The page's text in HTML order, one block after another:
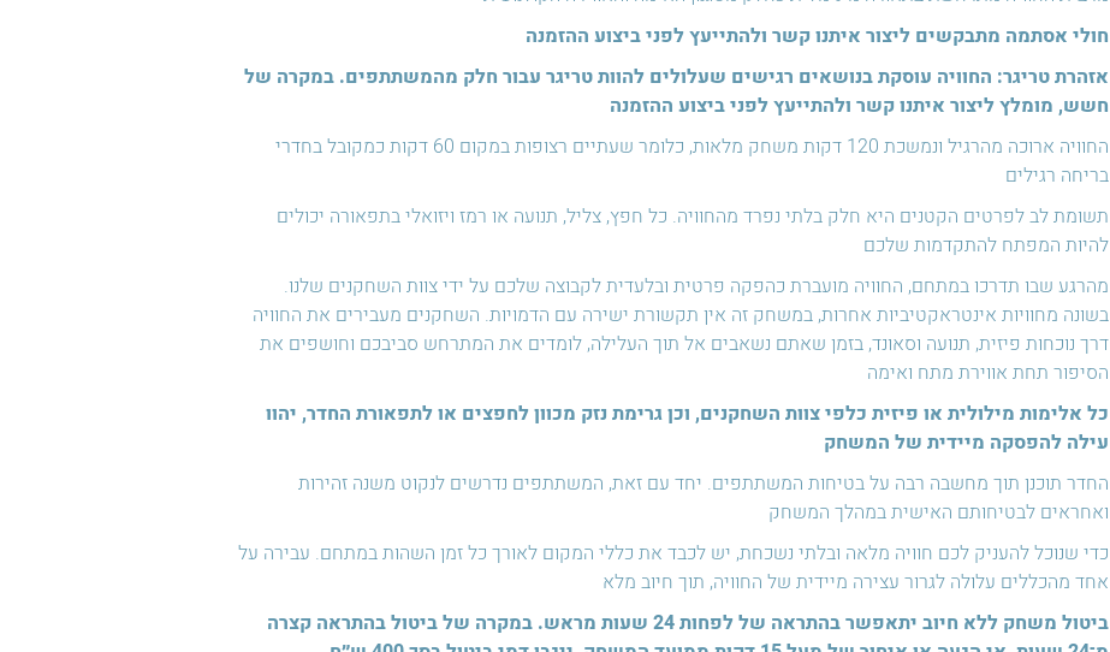
חולי אסתמה מתבקשים ליצור איתנו קשר ולהתייעץ לפני ביצוע ההזמנה
אזהרת טריגר: החוויה עוסקת בנושאים רגישים שעלולים להוות טריגר עבור חלק מהמשתתפים. במקרה של
חשש, מומלץ ליצור איתנו קשר ולהתייעץ לפני ביצוע ההזמנה
החוויה ארוכה מהרגיל ונמשכת 120 דקות משחק מלאות, כלומר שעתיים רצופות במקום 60 דקות כמקובל בחדרי
בריחה רגילים
⁠תשומת לב לפרטים הקטנים היא חלק בלתי נפרד מהחוויה. כל חפץ, צליל, תנועה או רמז ויזואלי בתפאורה יכולים
להיות המפתח להתקדמות שלכם
⁠מהרגע שבו תדרכו במתחם, החוויה מועברת כהפקה פרטית ובלעדית לקבוצה שלכם על ידי צוות השחקנים שלנו.
בשונה מחוויות אינטראקטיביות אחרות, במשחק זה אין תקשורת ישירה עם הדמויות. השחקנים מעבירים את החוויה
דרך נוכחות פיזית, תנועה וסאונד, בזמן שאתם נשאבים אל תוך העלילה, לומדים את המתרחש סביבכם וחושפים את
הסיפור תחת אווירת מתח ואימה
כל אלימות מילולית או פיזית כלפי צוות השחקנים, וכן גרימת נזק מכוון לחפצים או לתפאורת החדר, יהוו
עילה להפסקה מיידית של המשחק
⁠החדר תוכנן תוך מחשבה רבה על בטיחות המשתתפים. יחד עם זאת, המשתתפים נדרשים לנקוט משנה זהירות
ואחראים לבטיחותם האישית במהלך המשחק
כדי שנוכל להעניק לכם חוויה מלאה ובלתי נשכחת, יש לכבד את כללי המקום לאורך כל זמן השהות במתחם. עבירה על
אחד מהכללים עלולה לגרור עצירה מיידית של החוויה, תוך חיוב מלא
⁠ביטול משחק ללא חיוב יתאפשר בהתראה של לפחות 24 שעות מראש. במקרה של ביטול בהתראה קצרה